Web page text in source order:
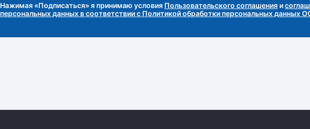
Нажимая «Подписаться» я принимаю условия Пользовательского соглашения и
персональных данных в соответствии с Политикой обработки персональных данных